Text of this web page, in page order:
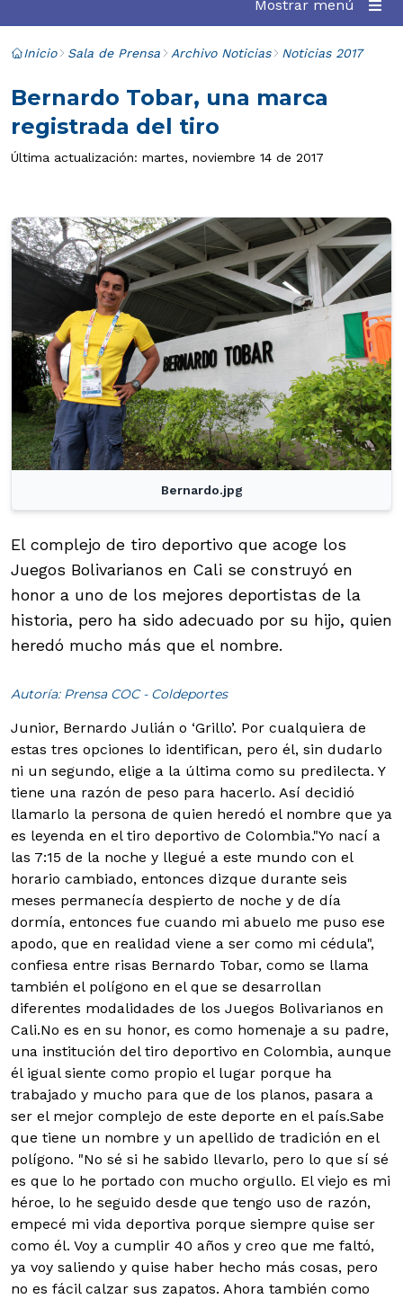
Mostrar menú
Inicio Sala de Prensa Archivo Noticias Noticias 2017
Bernardo Tobar, una marca
registrada del tiro
Última actualización: martes, noviembre 14 de 2017
Bernardo.jpg
El complejo de tiro deportivo que acoge los
Juegos Bolivarianos en Cali se construyó en
honor a uno de los mejores deportistas de la
historia, pero ha sido adecuado por su hijo, quien
heredó mucho más que el nombre.
Autoría: Prensa COC - Coldeportes
Junior, Bernardo Julián o ‘Grillo’. Por cualquiera de
estas tres opciones lo identifican, pero él, sin dudarlo
ni un segundo, elige a la última como su predilecta. Y
tiene una razón de peso para hacerlo. Así decidió
llamarlo la persona de quien heredó el nombre que ya
es leyenda en el tiro deportivo de Colombia."Yo nací a
las 7:15 de la noche y llegué a este mundo con el
horario cambiado, entonces dizque durante seis
meses permanecía despierto de noche y de día
dormía, entonces fue cuando mi abuelo me puso ese
apodo, que en realidad viene a ser como mi cédula",
confiesa entre risas Bernardo Tobar, como se llama
también el polígono en el que se desarrollan
diferentes modalidades de los Juegos Bolivarianos en
Cali.No es en su honor, es como homenaje a su padre,
una institución del tiro deportivo en Colombia, aunque
él igual siente como propio el lugar porque ha
trabajado y mucho para que de los planos, pasara a
ser el mejor complejo de este deporte en el país.Sabe
que tiene un nombre y un apellido de tradición en el
polígono. "No sé si he sabido llevarlo, pero lo que sí sé
es que lo he portado con mucho orgullo. El viejo es mi
héroe, lo he seguido desde que tengo uso de razón,
empecé mi vida deportiva porque siempre quise ser
como él. Voy a cumplir 40 años y creo que me faltó,
ya voy saliendo y quise haber hecho más cosas, pero
no es fácil calzar sus zapatos. Ahora también como